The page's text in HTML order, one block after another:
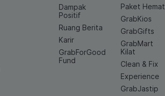
Dampak
Positif
Ruang Berita
Karir
GrabForGood
Fund
Paket Hemat
GrabKios
GrabGifts
GrabMart
Kilat
Clean & Fix
Experience
GrabJastip